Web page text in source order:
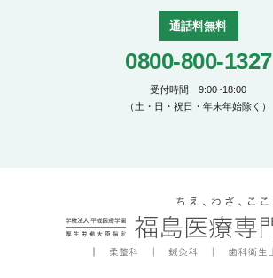
通話料無料
0800-800-1327
受付時間 9:00~18:00
（土・日・祝日・年末年始除く）